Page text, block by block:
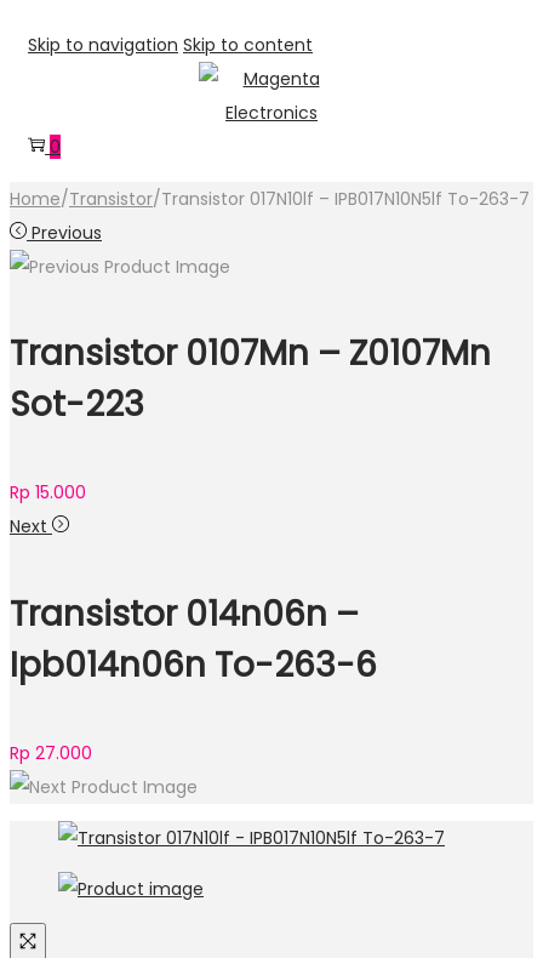
Skip to navigation Skip to content
0
Home/Transistor/Transistor 017N10lf – IPB017N10N5lf To-263-7
Previous
Transistor 0107Mn – Z0107Mn
Sot-223
Rp 15.000
Next
Transistor 014n06n –
Ipb014n06n To-263-6
Rp 27.000